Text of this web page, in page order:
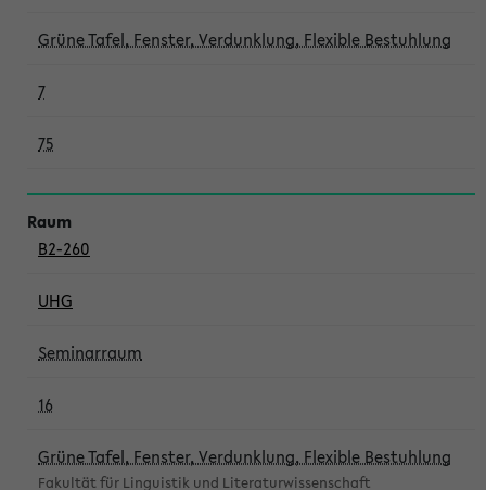
Grüne Tafel, Fenster, Verdunklung, Flexible Bestuhlung
7
75
B2-260
UHG
Seminarraum
16
Grüne Tafel, Fenster, Verdunklung, Flexible Bestuhlung
Fakultät für Linguistik und Literaturwissenschaft